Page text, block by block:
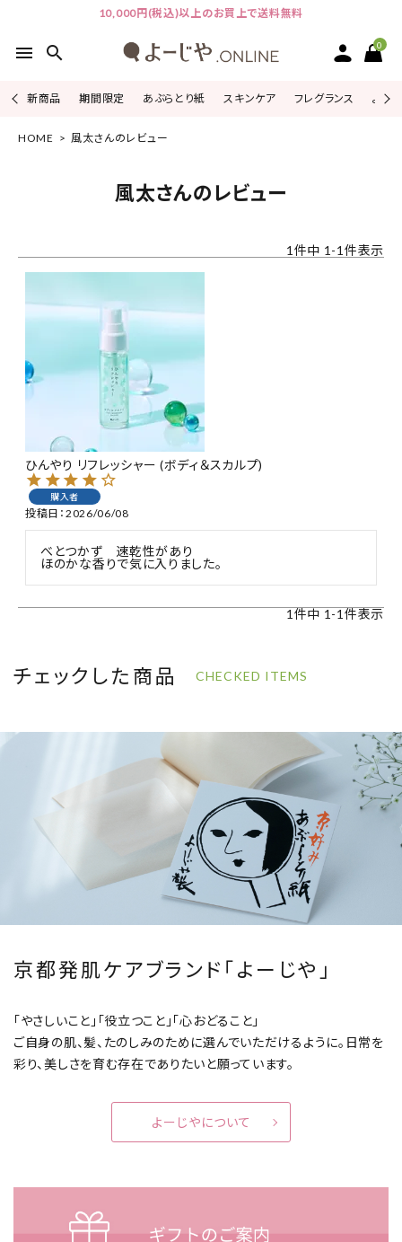
10,000円(税込)以上のお買上で送料無料
menu search 0
新商品 期間限定 あぶらとり紙 スキンケア フレグランス よじ
ACCOUNT MENU
ピックアップ
カテゴリーから探す
よーじやについて
お知らせ
ご利用ガイド
お客さま向け窓口(お問い合わせ)
メディアさま向け窓口
HOME 風太さんのレビュー
風太さんのレビュー
1 件中 1 -1 件表示
ひんやり リフレッシャー (ボディ＆スカルプ)
購入者
投稿日 2026/06/08
べとつかず　速乾性があり
ほのかな香りで気に入りました。
1 件中 1 -1 件表示
チェックした商品 CHECKED ITEMS
京都発肌ケアブランド「よーじや」
「やさしいこと」「役立つこと」「心おどること」
ご自身の肌、髪、たのしみのために選んでいただけるように。 日常を
彩り、美しさを育む存在でありたいと願っています。
よーじやについて